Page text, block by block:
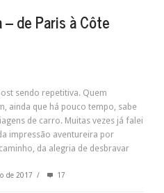
– de Paris à Côte
sendo repetitiva. Quem
ainda que há pouco tempo, sabe
de carro. Muitas vezes já falei
impressão aventureira por
da alegria de desbravar
de 2017 / 17